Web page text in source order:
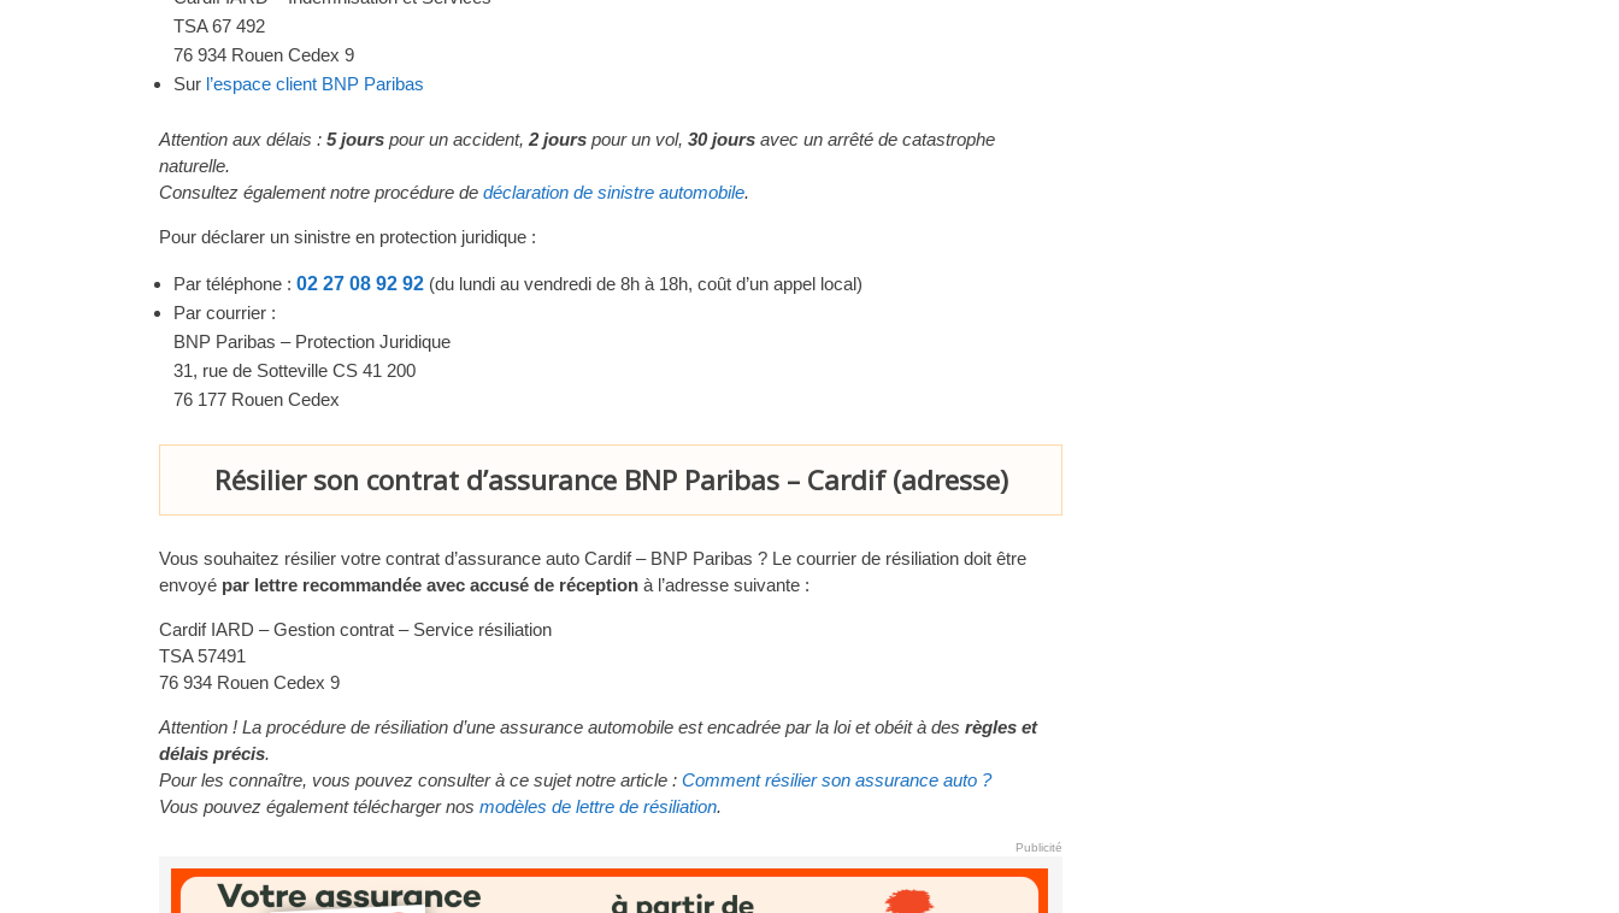
TSA 67 492
76 934 Rouen Cedex 9
Sur l’espace client BNP Paribas
Attention aux délais : 5 jours pour un accident, 2 jours pour un vol, 30 jours avec un arrêté de catastrophe
naturelle.
Consultez également notre procédure de déclaration de sinistre automobile.
Pour déclarer un sinistre en protection juridique :
Par téléphone : 02 27 08 92 92 (du lundi au vendredi de 8h à 18h, coût d’un appel local)
Par courrier :
BNP Paribas – Protection Juridique
31, rue de Sotteville CS 41 200
76 177 Rouen Cedex
Résilier son contrat d’assurance BNP Paribas – Cardif (adresse)
Vous souhaitez résilier votre contrat d’assurance auto Cardif – BNP Paribas ? Le courrier de résiliation doit être
envoyé par lettre recommandée avec accusé de réception à l’adresse suivante :
Cardif IARD – Gestion contrat – Service résiliation
TSA 57491
76 934 Rouen Cedex 9
Attention ! La procédure de résiliation d’une assurance automobile est encadrée par la loi et obéit à des règles et
délais précis.
Pour les connaître, vous pouvez consulter à ce sujet notre article : Comment résilier son assurance auto ?
Vous pouvez également télécharger nos modèles de lettre de résiliation.
Publicité